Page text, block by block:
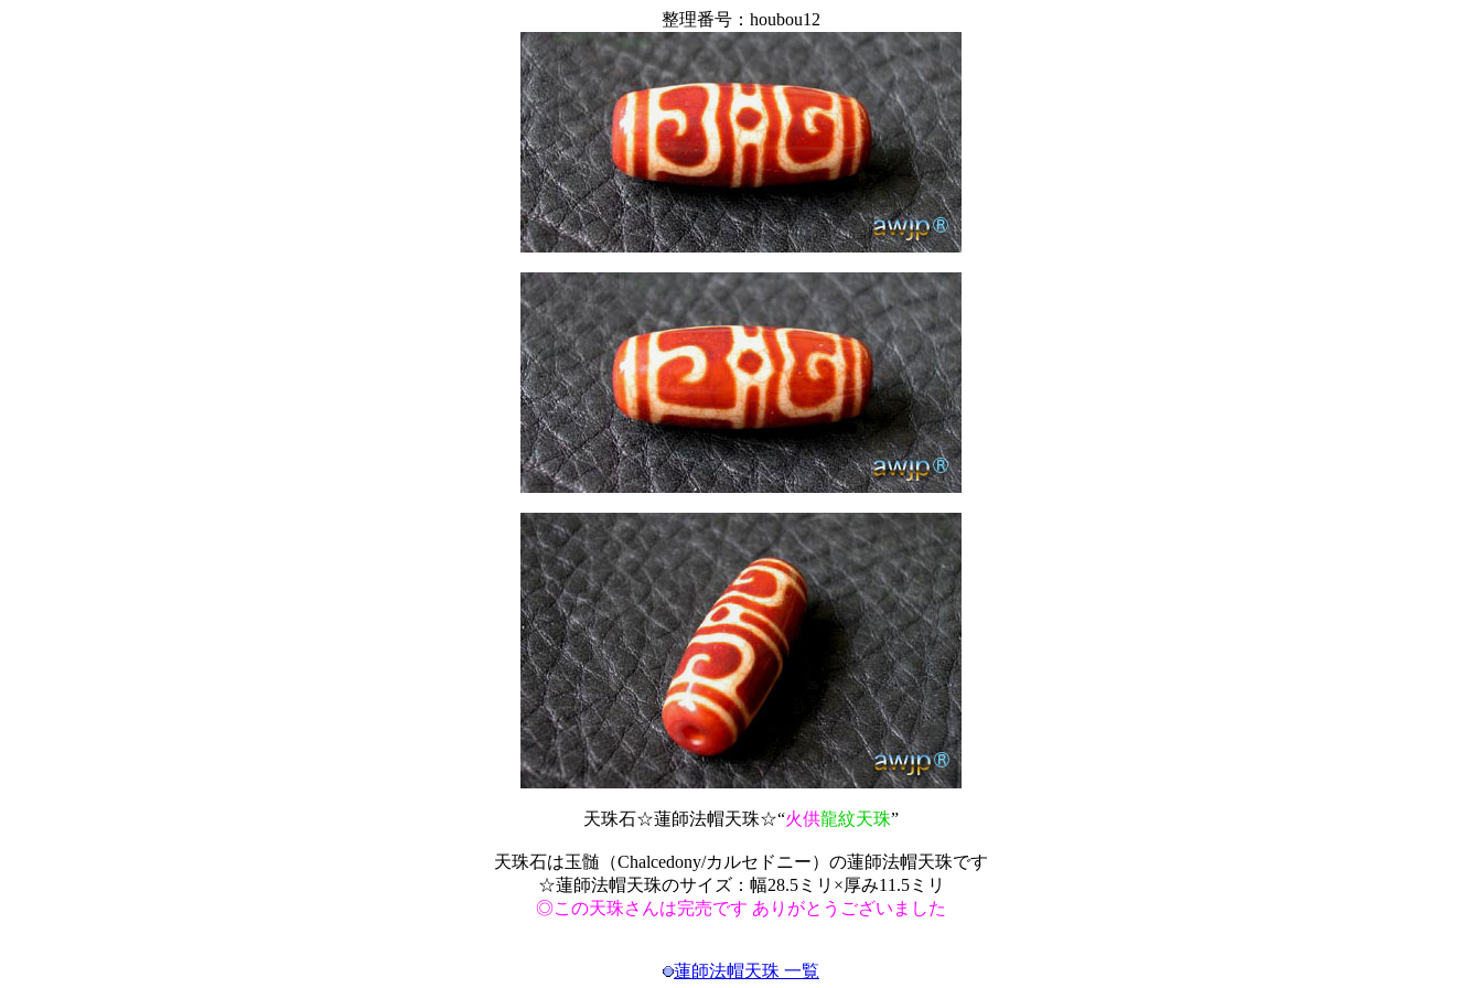
整理番号：houbou12
天珠石☆蓮師法帽天珠☆“火供龍紋天珠”
天珠石は玉髄（Chalcedony/カルセドニー）の蓮師法帽天珠です
☆蓮師法帽天珠のサイズ：幅28.5ミリ×厚み11.5ミリ
◎この天珠さんは完売です ありがとうございました
蓮師法帽天珠 一覧